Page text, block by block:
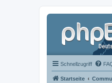
Schnellzugriff
Startseite